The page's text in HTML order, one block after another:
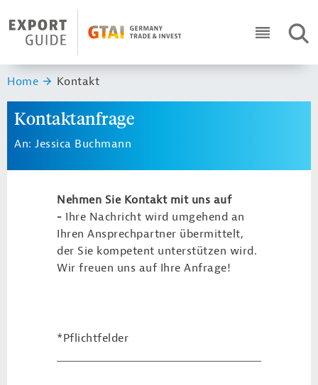
Header Logo
ICON
Sie sind hier:
Home Kontakt
Kontaktanfrage
An: Jessica Buchmann
Nehmen Sie Kontakt mit uns auf
- Ihre Nachricht wird umgehend an
Ihren Ansprechpartner übermittelt,
der Sie kompetent unterstützen wird.
Wir freuen uns auf Ihre Anfrage!
*Pflichtfelder